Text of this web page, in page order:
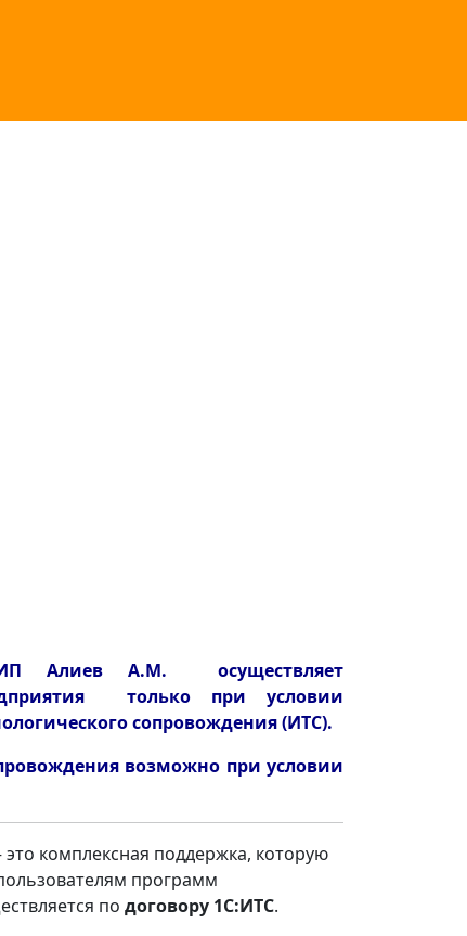
Алиев А.М. осуществляет
только при условии
сопровождения (ИТС).
возможно при условии
это комплексная поддержка, которую
программ
по договору 1С:ИТС.